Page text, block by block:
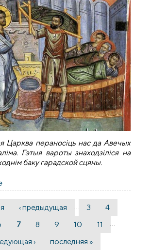
Царква пераносіць нас да Авечых
Гэтыя вароты знаходзіліся на
баку гарадской сцяны.
‹ предыдущая … 3
4
7 8 9 10 11
…
›
последняя »